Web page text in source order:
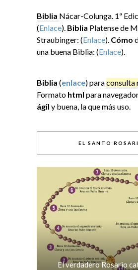
Biblia Nácar-Colunga. 1ª
(Enlace). Biblia Platense de
Straubinger: (Enlace). Cómo
una buena Biblia: (Enlace).
Biblia (enlace) paraconsulta
Formato html para
ágil y buena, la que más uso.
EL SANTO
El verdadero Rosario